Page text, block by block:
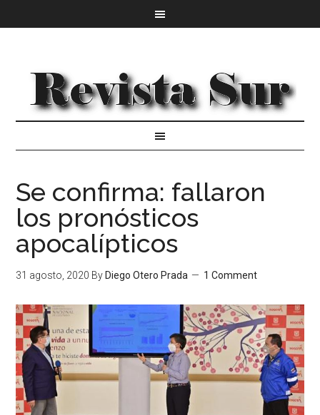
Se confirma: fallaron
los pronósticos
apocalípticos
31 agosto, 2020 By Diego Otero Prada 1 Comment